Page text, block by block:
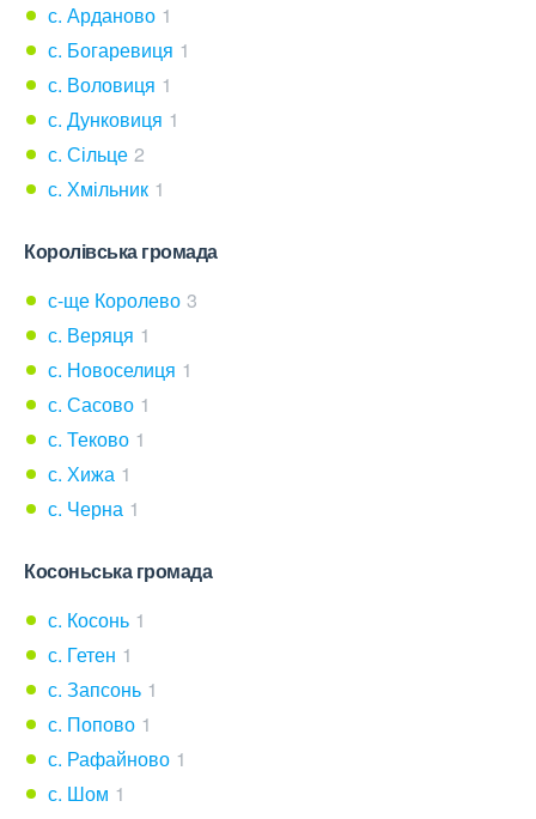
с. Арданово 1
с. Богаревиця 1
с. Воловиця 1
с. Дунковиця 1
с. Сільце 2
с. Хмільник 1
Королівська громада
с-ще Королево 3
с. Веряця 1
с. Новоселиця 1
с. Сасово 1
с. Теково 1
с. Хижа 1
с. Черна 1
Косоньська громада
с. Косонь 1
с. Гетен 1
с. Запсонь 1
с. Попово 1
с. Рафайново 1
с. Шом 1